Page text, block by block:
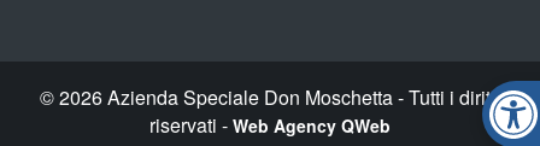
© 2026 Azienda Speciale Don Moschetta - Tutti i diritti
riservati - Web Agency QWeb